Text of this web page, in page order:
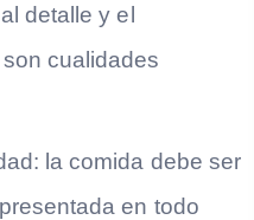
detalle y el
cualidades
la comida debe ser
en todo